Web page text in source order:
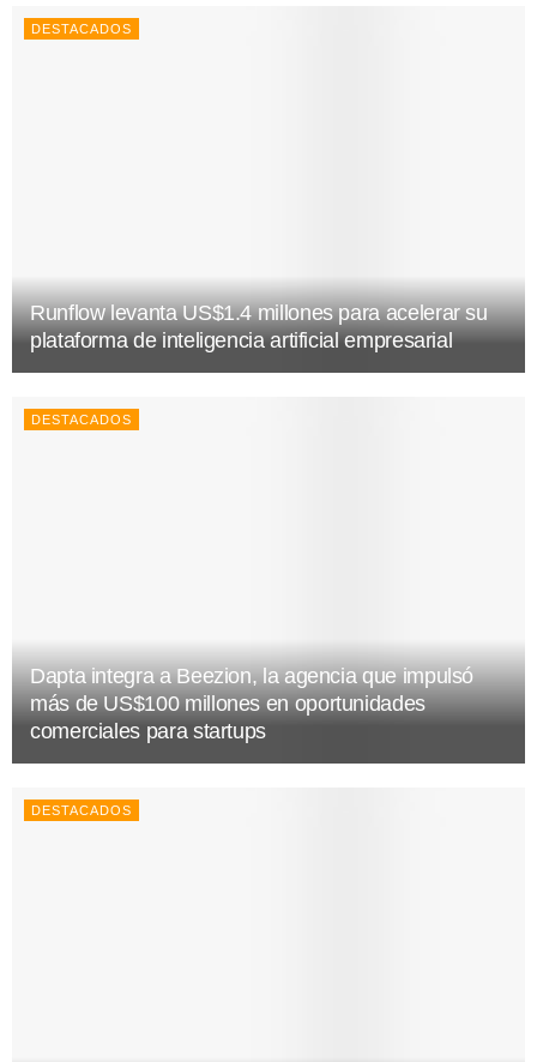
DESTACADOS
Runflow levanta US$1.4 millones para acelerar su
plataforma de inteligencia artificial empresarial
DESTACADOS
Dapta integra a Beezion, la agencia que impulsó
más de US$100 millones en oportunidades
comerciales para startups
DESTACADOS